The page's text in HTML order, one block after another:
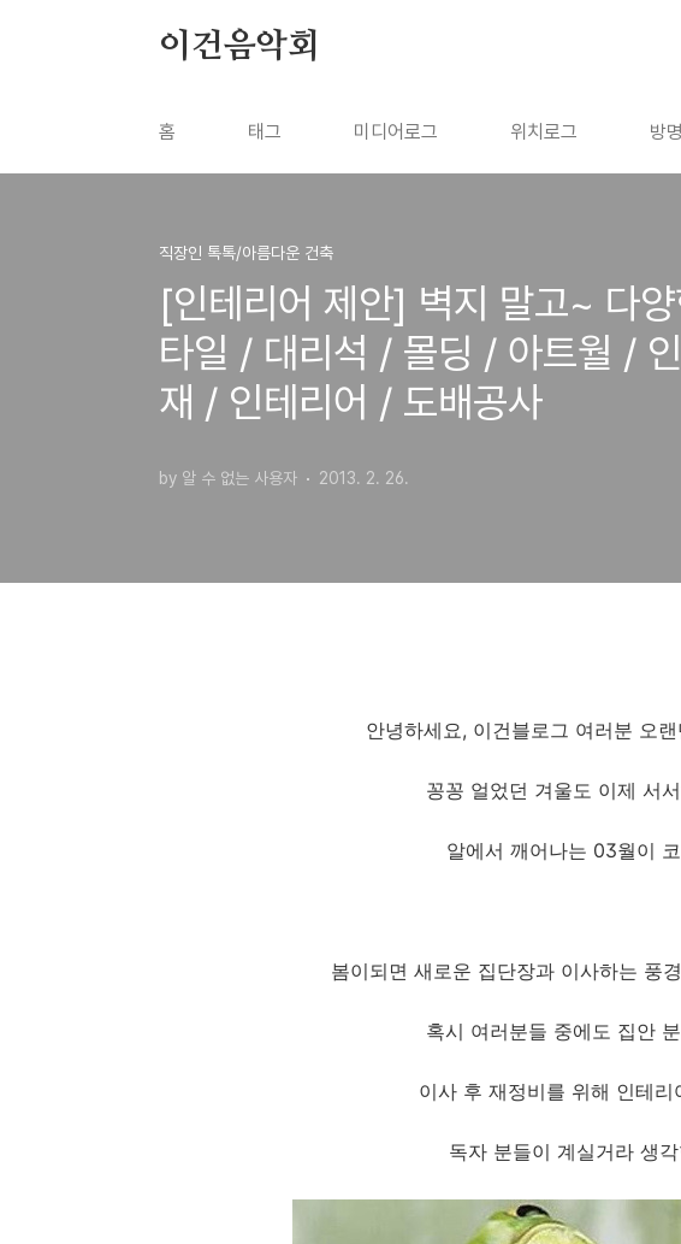
이건음악회
홈 태그 미디어로그 위치로그 방
직장인 톡톡/아름다운 건축
[인테리어 제안] 벽지 말고~ 다
타일 / 대리석 / 몰딩 / 아트월 /
재 / 인테리어 / 도배공사
by 알 수 없는 사용자 2013. 2. 26.
안녕하세요, 이건블로그 여러분 오
꽁꽁 얼었던 겨울도 이제 서
알에서 깨어나는 03월이
봄이되면 새로운 집단장과 이사하는 풍
혹시 여러분들 중에도 집안
이사 후 재정비를 위해 인테리
독자 분들이 계실거라 생